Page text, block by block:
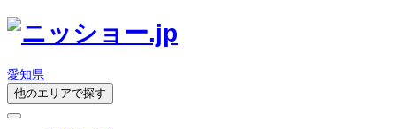
愛知県
他のエリアで探す